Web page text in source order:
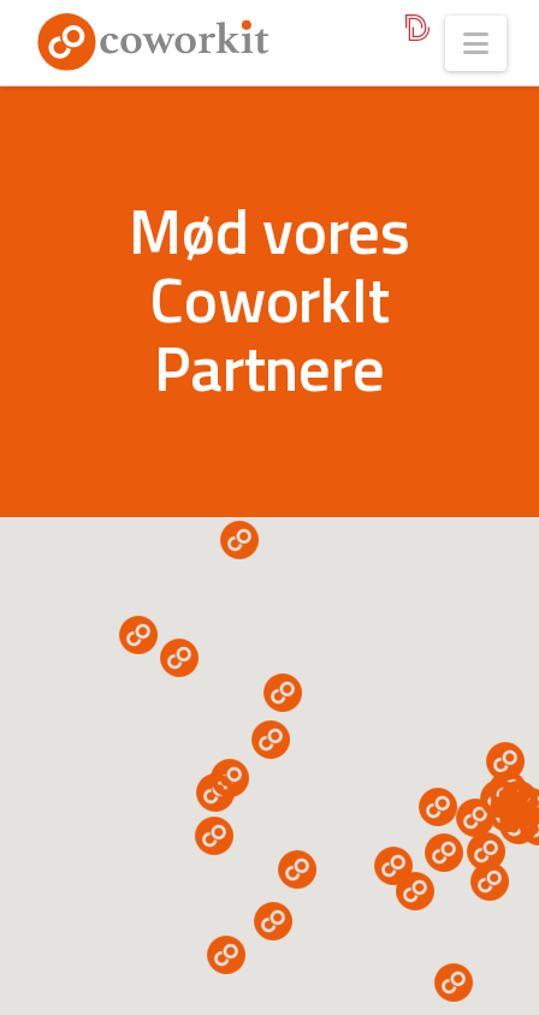
Mød vores
CoworkIt
Partnere